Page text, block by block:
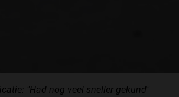
"Had nog veel sneller gekund"